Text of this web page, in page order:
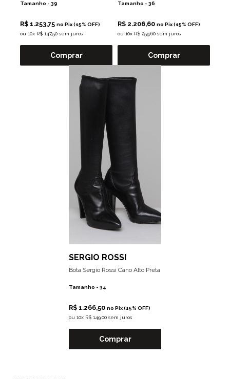
Tamanho - 39
R$ 1.253,75 no Pix (15% OFF)
ou 10x R$ 147,50 sem juros
Comprar
Tamanho - 36
R$ 2.206,60 no Pix (15% OFF)
ou 10x R$ 259,60 sem juros
Comprar
SERGIO ROSSI
Bota Sergio Rossi Cano Alto Preta
Tamanho - 34
R$ 1.266,50 no Pix (15% OFF)
ou 10x R$ 149,00 sem juros
Comprar